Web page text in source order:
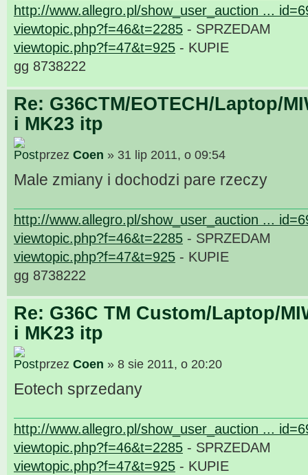
http://www.allegro.pl/show_user_auction ...
viewtopic.php?f=46&t=2285 - SPRZEDAM
viewtopic.php?f=47&t=925 - KUPIE
gg 8738222
Re: G36CTM/EOTECH/Laptop/
i MK23 itp
przez Coen » 31 lip 2011, o 09:54
Male zmiany i dochodzi pare rzeczy
http://www.allegro.pl/show_user_auction ...
viewtopic.php?f=46&t=2285 - SPRZEDAM
viewtopic.php?f=47&t=925 - KUPIE
gg 8738222
Re: G36C TM Custom/Laptop/
i MK23 itp
przez Coen » 8 sie 2011, o 20:20
Eotech sprzedany
http://www.allegro.pl/show_user_auction ...
viewtopic.php?f=46&t=2285 - SPRZEDAM
viewtopic.php?f=47&t=925 - KUPIE